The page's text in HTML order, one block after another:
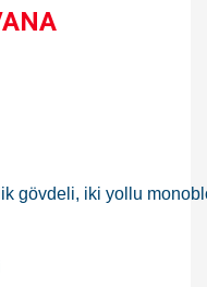
gövdeli, iki yollu